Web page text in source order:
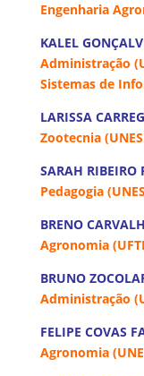
Engenharia
KALEL
Administração
Sistemas de
LARISSA
Zootecnia
SARAH RIBEIRO
Pedagogia
BRENO
Agronomia
BRUNO
Administração
FELIPE COVAS
Agronomia